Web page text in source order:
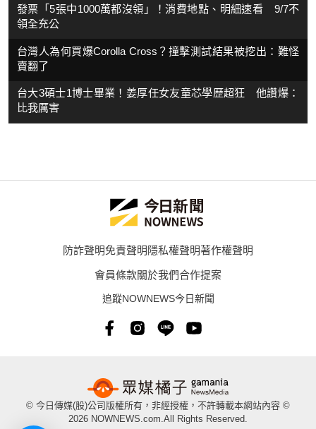
發票「5張中1000萬都沒領」！消費地點、明細速看 9/7不
領全充公
台灣人為何買爆Corolla Cross？撞擊測試結果被挖出：難怪
賣翻了
台大3碩士1博士畢業！姜厚任女友童芯學歷超狂 他讚爆：
比我厲害
防詐聲明免責聲明隱私權聲明著作權聲明
會員條款關於我們合作提案
追蹤NOWNEWS今日新聞
© 今日傳媒(股)公司版權所有，非經授權，不許轉載本網站內容 ©
2026 NOWNEWS.com.All Rights Reserved.